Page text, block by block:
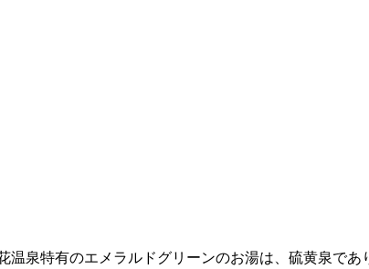
泉特有のエメラルドグリーンのお湯は、硫黄泉であ